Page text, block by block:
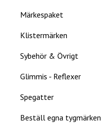
Märkespaket
Klistermärken
Sybehör & Övrigt
Glimmis - Reflexer
Spegatter
Beställ egna tygmärken